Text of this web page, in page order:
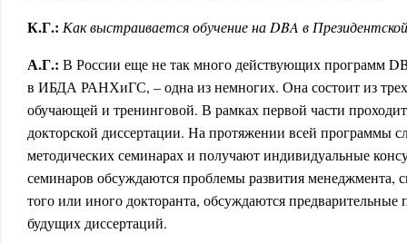
К.Г.: Как выстраивается обучение на DBA в
А.Г.: В России еще не так много действующих программ
в ИБДА РАНХиГС, – одна из немногих. Она состоит из трех
обучающей и тренинговой. В рамках первой части
докторской диссертации. На протяжении всей программы
методических семинарах и получают индивидуальные
семинаров обсуждаются проблемы развития менеджмента,
того или иного докторанта, обсуждаются
будущих диссертаций.